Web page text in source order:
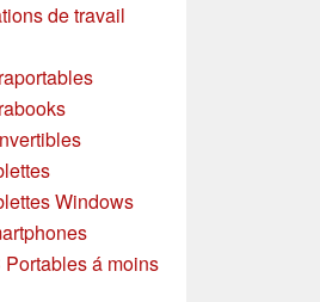
de travail
Windows
á moins